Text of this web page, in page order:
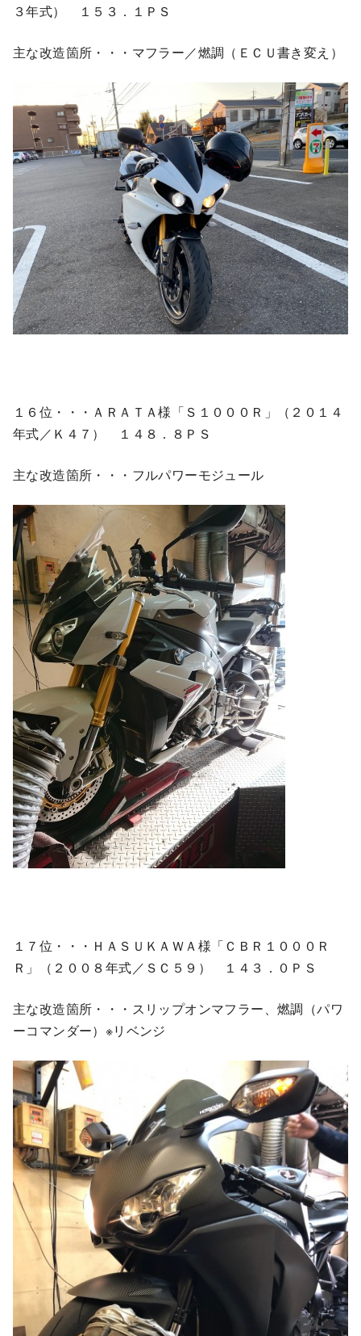
３年式） １５３．１ＰＳ
主な改造箇所・・・マフラー／燃調（ＥＣＵ書き変え）
１６位・・・ＡＲＡＴＡ様「Ｓ１０００Ｒ」（２０１４
年式／Ｋ４７） １４８．８ＰＳ
主な改造箇所・・・フルパワーモジュール
１７位・・・ＨＡＳＵＫＡＷＡ様「ＣＢＲ１０００Ｒ
Ｒ」（２００８年式／ＳＣ５９） １４３．０ＰＳ
主な改造箇所・・・スリップオンマフラー、燃調（パワ
ーコマンダー）※リベンジ